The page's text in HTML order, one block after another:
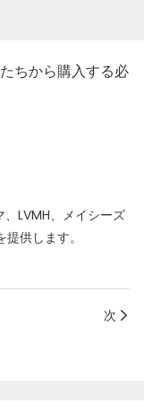
ちから購入する必
LVMH、メイシーズ
供します。
次